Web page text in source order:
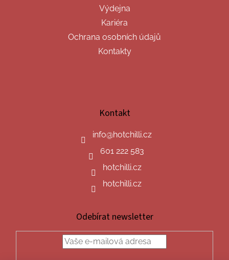
Výdejna
Kariéra
Ochrana osobních údajů
Kontakty
Kontakt
info@hotchilli.cz
601 222 583
hotchilli.cz
hotchilli.cz
Odebírat newsletter